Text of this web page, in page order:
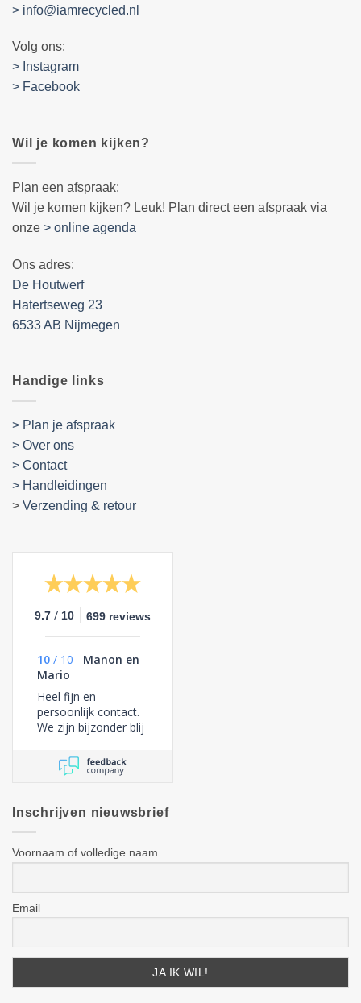
> info@iamrecycled.nl
Volg ons:
> Instagram
> Facebook
Wil je komen kijken?
Plan een afspraak:
Wil je komen kijken? Leuk! Plan direct een afspraak via
onze > online agenda
Ons adres:
De Houtwerf
Hatertseweg 23
6533 AB Nijmegen
Handige links
> Plan je afspraak
> Over ons
> Contact
> Handleidingen
> Verzending & retour
9.7 / 10 699 reviews
10 / 10
Manon en
Mario
Heel fijn en
persoonlijk contact.
We zijn bijzonder blij
tafel!
Inschrijven nieuwsbrief
Voornaam of volledige naam
Email